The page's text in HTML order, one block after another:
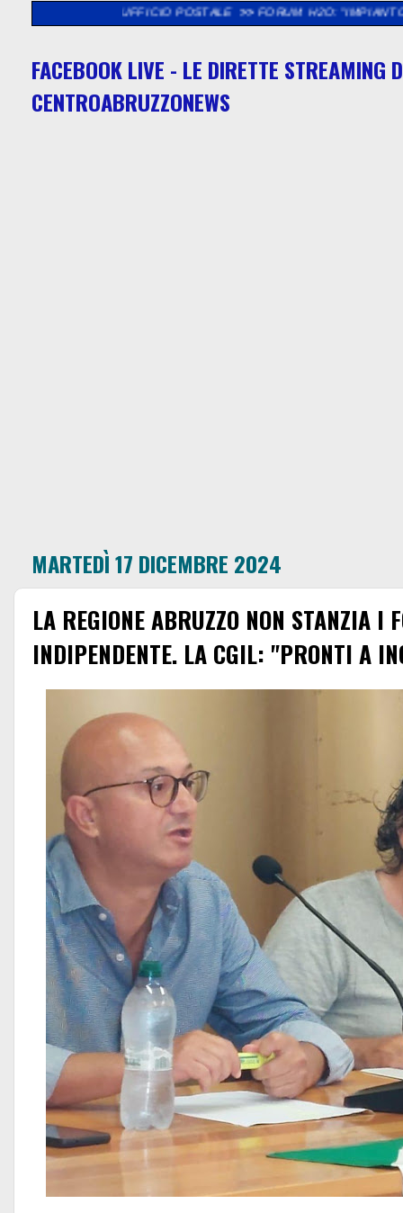
L'UFFICIO POSTALE >> FORUM H2O: "IMPIANTO RIFIUTI A
FACEBOOK LIVE - LE DIRETTE STREAMING
CENTROABRUZZONEWS
MARTEDÌ 17 DICEMBRE 2024
LA REGIONE ABRUZZO NON STANZIA I
INDIPENDENTE. LA CGIL: "PRONTI A